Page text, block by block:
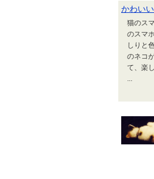
かわい
猫のス
のスマ
しりと
のネコ
て、楽
...